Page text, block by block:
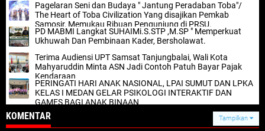
Pagelaran Seni dan Budaya " Jantung Peradaban Toba"/
The Heart of Toba Civilization Yang disajikan Pemkab
Samosir, Memukau Ribuan Pengunjung di PRSU.
PD MABMI Langkat SUHAIMi.S.STP ,M.SP " Memperkuat
Ukhuwah Dan Pembinaan Kader, Bersholawat.
Terima Audiensi UPT Samsat Tanjungbalai, Wali Kota
Mahyaruddin Minta ASN Jadi Contoh Patuh Bayar Pajak
Kendaraan
PERINGATI HARI ANAK NASIONAL, LPAI SUMUT DAN LPKA
KELAS I MEDAN GELAR PSIKOLOGI INTERAKTIF DAN
GAMES BAGI ANAK BINAAN
KOMENTAR Tampilkan